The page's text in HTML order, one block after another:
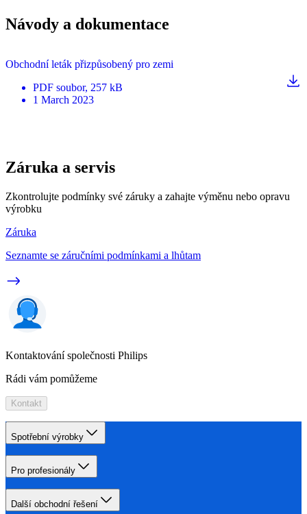
Návody a dokumentace
Obchodní leták přizpůsobený pro zemi
PDF soubor, 257 kB
1 March 2023
Záruka a servis
Zkontrolujte podmínky své záruky a zahajte výměnu nebo opravu
výrobku
Záruka
Seznamte se záručními podmínkami a lhůtam
Kontaktování společnosti Philips
Rádi vám pomůžeme
Kontakt
Spotřební výrobky
Pro profesionály
Další obchodní řešení